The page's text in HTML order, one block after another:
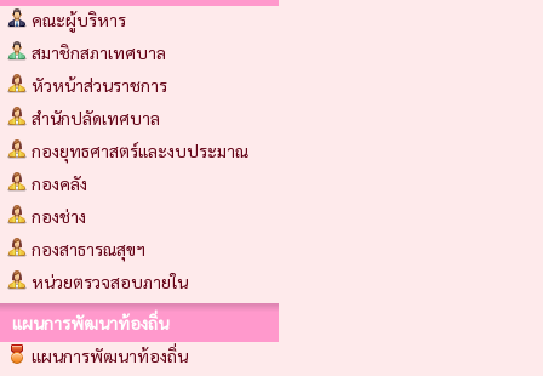
คณะผู้บริหาร
สมาชิกสภาเทศบาล
หัวหน้าส่วนราชการ
สำนักปลัดเทศบาล
กองยุทธศาสตร์และงบประมาณ
กองคลัง
กองช่าง
กองสาธารณสุขฯ
หน่วยตรวจสอบภายใน
แผนการพัฒนาท้องถิ่น
แผนการพัฒนาท้องถิ่น